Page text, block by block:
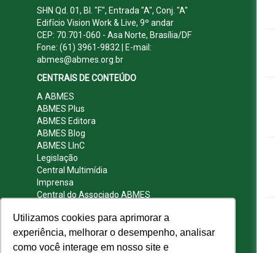
Utilizamos cookies para aprimorar a
experiência, melhorar o desempenho, analisar
como você interage em nosso site e
SHN Qd. 01, Bl. "F", Entrada "A", Conj. "A"
Edifício Vision Work & Live, 9º andar
CEP: 70.701-060 - Asa Norte, Brasília/DF
Fone: (61) 3961-9832 | E-mail:
abmes@abmes.org.br
CENTRAIS DE CONTEÚDO
A ABMES
ABMES Plus
ABMES Editora
ABMES Blog
ABMES LInC
Legislação
Central Multimídia
Imprensa
Central do Associado ABMES